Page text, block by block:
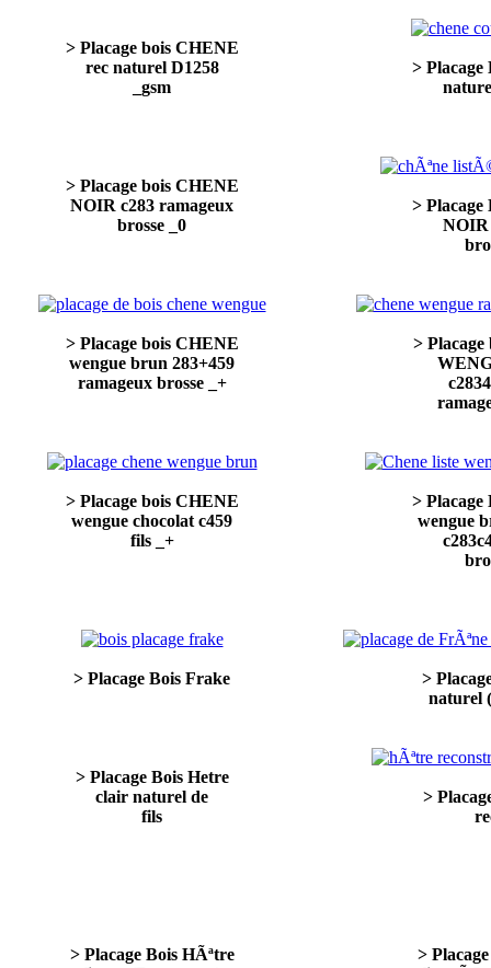
> Placage bois CHENE
rec naturel D1258
_gsm
>
> Placage bois CHENE
NOIR c283 ramageux
brosse _0
>
NOIR
> Placage bois CHENE
wengue brun 283+459
ramageux brosse _+
>
> Placage bois CHENE
wengue chocolat c459
fils _+
>
wengue
> Placage Bois Frake
>
naturel
> Placage Bois Hetre
clair naturel de
fils
>
> Placage Bois HÃªtre
>